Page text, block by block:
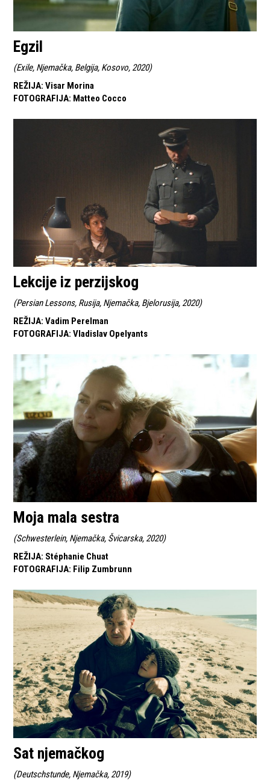
Egzil
(Exile, Njemačka, Belgija, Kosovo, 2020)
REŽIJA: Visar Morina
FOTOGRAFIJA: Matteo Cocco
Lekcije iz perzijskog
(Persian Lessons, Rusija, Njemačka, Bjelorusija, 2020)
REŽIJA: Vadim Perelman
FOTOGRAFIJA: Vladislav Opelyants
Moja mala sestra
(Schwesterlein, Njemačka, Švicarska, 2020)
REŽIJA: Stéphanie Chuat
FOTOGRAFIJA: Filip Zumbrunn
Sat njemačkog
(Deutschstunde, Njemačka, 2019)